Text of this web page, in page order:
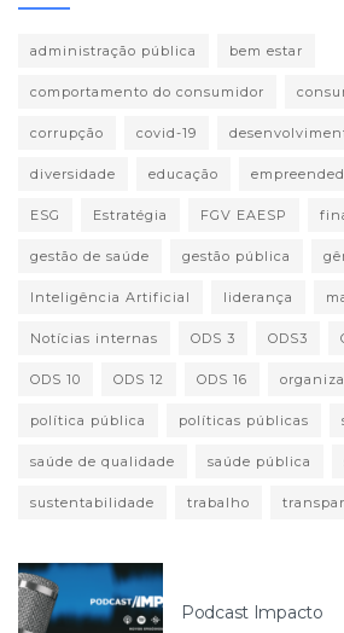
administração pública bem estar
comportamento do consumidor
corrupção covid-19
diversidade educação
ESG Estratégia FGV EAESP
gestão de saúde gestão pública
Inteligência Artificial liderança
Notícias internas ODS 3 ODS3
ODS 10 ODS 12 ODS 16
política pública políticas públicas
saúde de qualidade saúde pública
sustentabilidade trabalho
Podcast Impacto